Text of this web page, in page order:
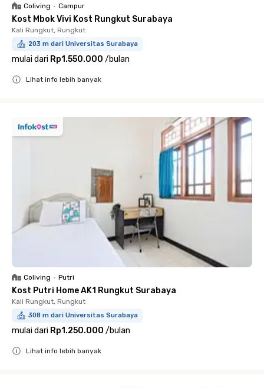
Coliving • Campur
Kost Mbok Vivi Kost Rungkut Surabaya
Kali Rungkut, Rungkut
203 m dari Universitas Surabaya
mulai dari Rp1.550.000 /bulan
Lihat info lebih banyak
Coliving • Putri
Kost Putri Home AK1 Rungkut Surabaya
Kali Rungkut, Rungkut
308 m dari Universitas Surabaya
mulai dari Rp1.250.000 /bulan
Lihat info lebih banyak